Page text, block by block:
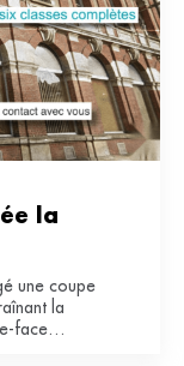
la
une coupe
la
face